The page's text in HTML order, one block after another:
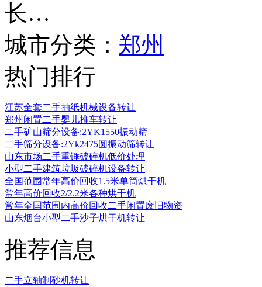
长…
城市分类： 郑州
热门排行
江苏全套二手抽纸机械设备转让
郑州闲置二手婴儿推车转让
二手矿山筛分设备:2YK1550振动筛
二手筛分设备:2Yk2475圆振动筛转让
山东市场二手重锤破碎机低价处理
小型二手建筑垃圾破碎机设备转让
全国范围常年高价回收1.5米单筒烘干机
常年高价回收2/2.2米各种烘干机
常年全国范围内高价回收二手闲置废旧物资
山东烟台小型二手沙子烘干机转让
推荐信息
二手立轴制砂机转让